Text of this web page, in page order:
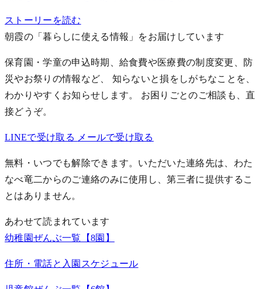
ストーリーを読む
朝霞の「暮らしに使える情報」をお届けしています
保育園・学童の申込時期、給食費や医療費の制度変更、防
災やお祭りの情報など、 知らないと損をしがちなことを、
わかりやすくお知らせします。 お困りごとのご相談も、直
接どうぞ。
LINEで受け取る メールで受け取る
無料・いつでも解除できます。いただいた連絡先は、わた
なべ竜二からのご連絡のみに使用し、第三者に提供するこ
とはありません。
あわせて読まれています
幼稚園ぜんぶ一覧【8園】
住所・電話と入園スケジュール